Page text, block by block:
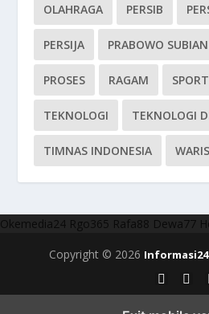
OLAHRAGA PERSIB
PERSIJA PRABOWO
PROSES RAGAM SPORT
TEKNOLOGI TEKNOLOGI
TIMNAS INDONESIA
Okemedia24 Rgo365 Rafa88 Dewa77
Copyright © 2026 Informasi24